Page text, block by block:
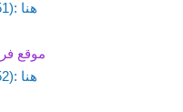
هنا :SnipeR (51):
موقع
هنا :SnipeR (52):